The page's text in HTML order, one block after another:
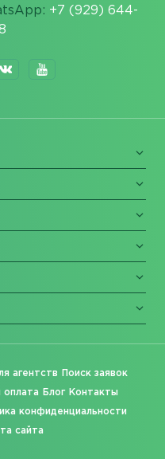
+7 (929) 644-
агентств Поиск заявок
оплата Блог Контакты
конфиденциальности
сайта